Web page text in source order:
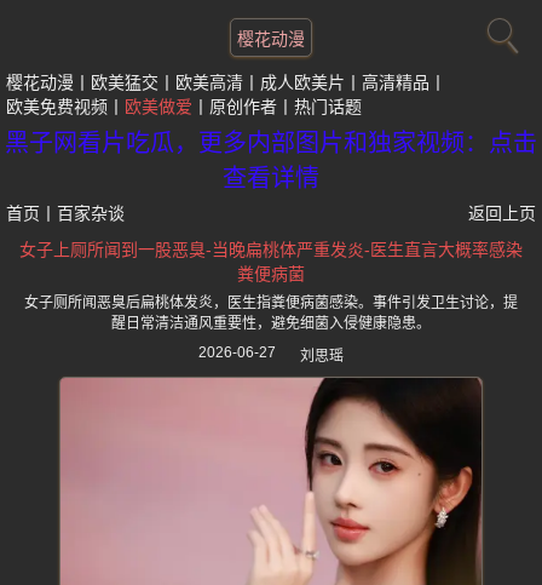
樱花动漫
樱花动漫 欧美猛交 欧美高清 成人欧美片
高清精品
欧美免费视频
欧美做爱 原创作者 热门话题
黑子网看片吃瓜，更多内部图片和独家视频：点击
查看详情
首页 百家杂谈
返回上页
女子上厕所闻到一股恶臭-当晚扁桃体严重发炎-医生直言大概率感染
粪便病菌
女子厕所闻恶臭后扁桃体发炎，医生指粪便病菌感染。事件引发卫生讨论，提
醒日常清洁通风重要性，避免细菌入侵健康隐患。
2026-06-27
刘思瑶